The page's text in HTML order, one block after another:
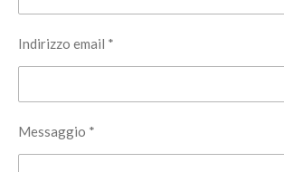
Indirizzo email *
Messaggio *